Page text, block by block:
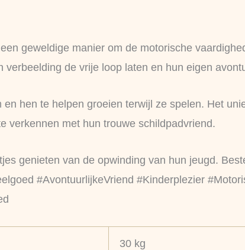
geweldige manier om de motorische
de vrije loop laten en hun eigen
hen te helpen groeien terwijl ze spelen. Het
verkennen met hun trouwe schildpadvriend.
genieten van de opwinding van hun jeugd.
#AvontuurlijkeVriend #Kinderplezier
30 kg